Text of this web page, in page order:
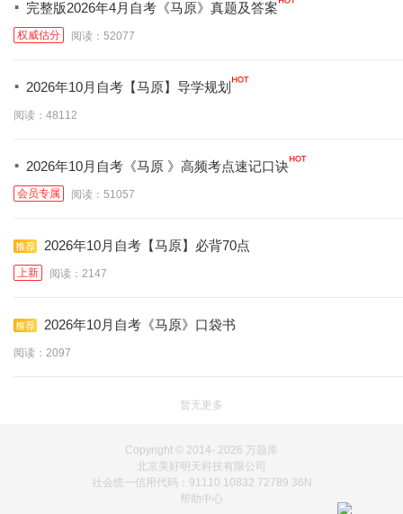
· 完整版2026年4月自考《马原》真题及答案
权威估分 阅读：52077
· 2026年10月自考【马原】导学规划
阅读：48112
· 2026年10月自考《马原 》高频考点速记口诀
会员专属 阅读：51057
2026年10月自考【马原】必背70点
上新 阅读：2147
2026年10月自考《马原》口袋书
阅读：2097
暂无更多
Copyright © 2014- 2026 万题库
北京美好明天科技有限公司
社会统一信用代码：91110 10832 72789 36N
帮助中心